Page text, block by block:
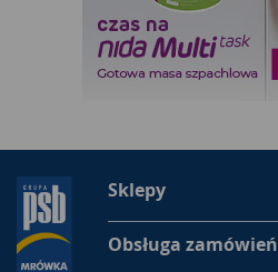
Sklepy
Obsługa zamówień